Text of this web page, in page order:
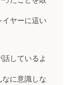
イヤーに這い
しているよ
なに意識しな